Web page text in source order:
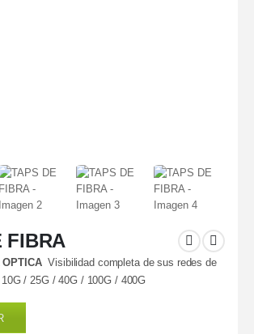
FIBRA
OPTICA Visibilidad completa de sus redes de
/ 25G / 40G / 100G / 400G